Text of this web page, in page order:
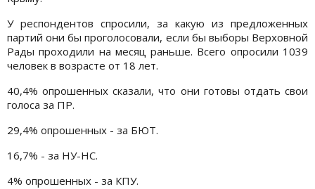
У респондентов спросили, за какую из предложенных
партий они бы проголосовали, если бы выборы Верховной
Рады проходили на месяц раньше. Всего опросили 1039
человек в возрасте от 18 лет.
40,4% опрошенных сказали, что они готовы отдать свои
голоса за ПР.
29,4% опрошенных - за БЮТ.
16,7% - за НУ-НС.
4% опрошенных - за КПУ.